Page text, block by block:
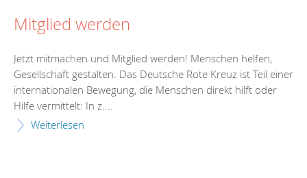
Mitglied werden
Jetzt mitmachen und Mitglied werden! Menschen helfen,
Gesellschaft gestalten. Das Deutsche Rote Kreuz ist Teil einer
internationalen Bewegung, die Menschen direkt hilft oder
Hilfe vermittelt: In z....
Weiterlesen